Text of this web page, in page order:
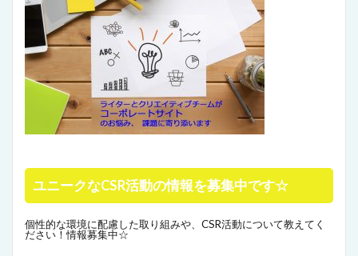
ユニークなCSR活動の情報を募集中です☆
個性的な環境に配慮した取り組みや、CSR活動について教えてく
ださい！情報募集中☆